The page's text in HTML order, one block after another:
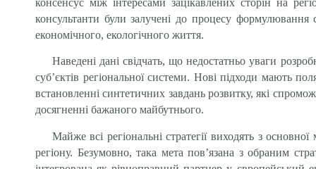
консультанти були залучені до процесу формулювання
економічного, екологічного життя.
Наведені дані свідчать, що недостатньо уваги
суб’єктів регіональної системи. Нові підходи мають
встановленні синтетичних завдань розвитку, які
досягненні бажаного майбутнього.
Майже всі регіональні стратегії виходять з
регіону. Безумовно, така мета пов’язана з обраним